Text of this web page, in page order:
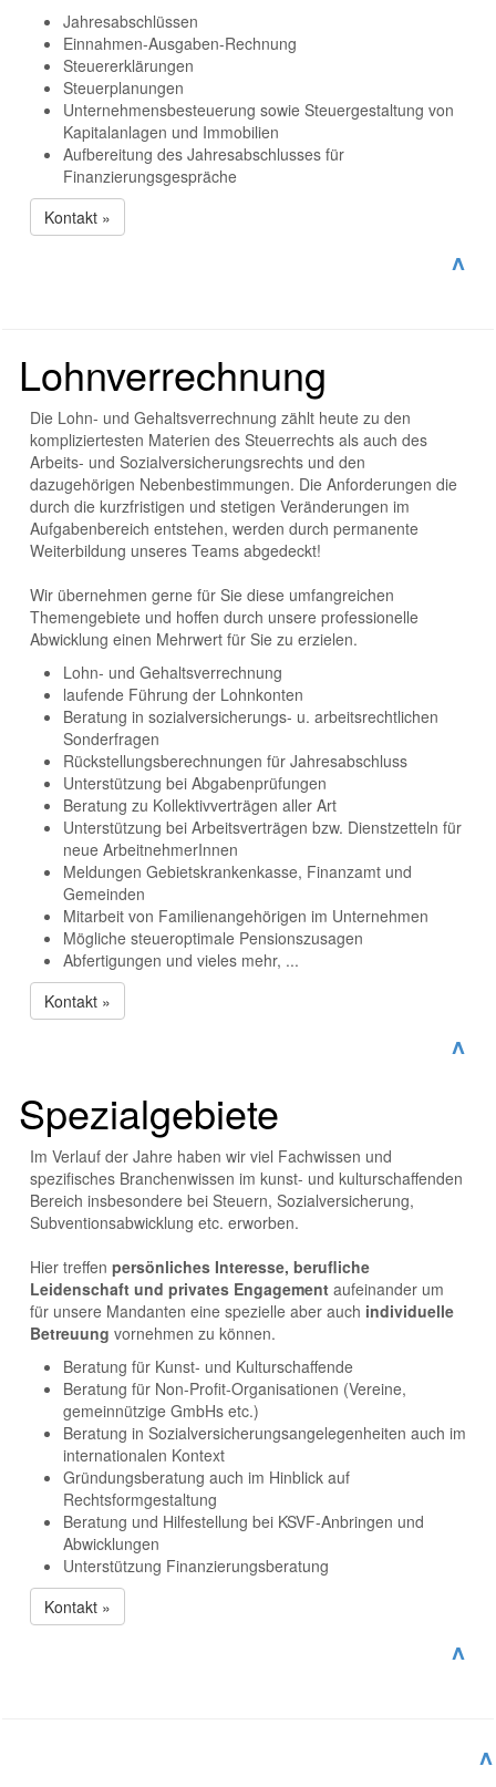
Jahresabschlüssen
Einnahmen-Ausgaben-Rechnung
Steuererklärungen
Steuerplanungen
Unternehmensbesteuerung sowie Steuergestaltung von
Kapitalanlagen und Immobilien
Aufbereitung des Jahresabschlusses für
Finanzierungsgespräche
Kontakt »
^
Lohnverrechnung
Die Lohn- und Gehaltsverrechnung zählt heute zu den
kompliziertesten Materien des Steuerrechts als auch des
Arbeits- und Sozialversicherungsrechts und den
dazugehörigen Nebenbestimmungen. Die Anforderungen die
durch die kurzfristigen und stetigen Veränderungen im
Aufgabenbereich entstehen, werden durch permanente
Weiterbildung unseres Teams abgedeckt!
Wir übernehmen gerne für Sie diese umfangreichen
Themengebiete und hoffen durch unsere professionelle
Abwicklung einen Mehrwert für Sie zu erzielen.
Lohn- und Gehaltsverrechnung
laufende Führung der Lohnkonten
Beratung in sozialversicherungs- u. arbeitsrechtlichen
Sonderfragen
Rückstellungsberechnungen für Jahresabschluss
Unterstützung bei Abgabenprüfungen
Beratung zu Kollektivverträgen aller Art
Unterstützung bei Arbeitsverträgen bzw. Dienstzetteln für
neue ArbeitnehmerInnen
Meldungen Gebietskrankenkasse, Finanzamt und
Gemeinden
Mitarbeit von Familienangehörigen im Unternehmen
Mögliche steueroptimale Pensionszusagen
Abfertigungen und vieles mehr, ...
Kontakt »
^
Spezialgebiete
Im Verlauf der Jahre haben wir viel Fachwissen und
spezifisches Branchenwissen im kunst- und kulturschaffenden
Bereich insbesondere bei Steuern, Sozialversicherung,
Subventionsabwicklung etc. erworben.
Hier treffen persönliches Interesse, berufliche
Leidenschaft und privates Engagement aufeinander um
für unsere Mandanten eine spezielle aber auch individuelle
Betreuung vornehmen zu können.
Beratung für Kunst- und Kulturschaffende
Beratung für Non-Profit-Organisationen (Vereine,
gemeinnützige GmbHs etc.)
Beratung in Sozialversicherungsangelegenheiten auch im
internationalen Kontext
Gründungsberatung auch im Hinblick auf
Rechtsformgestaltung
Beratung und Hilfestellung bei KSVF-Anbringen und
Abwicklungen
Unterstützung Finanzierungsberatung
Kontakt »
^
^